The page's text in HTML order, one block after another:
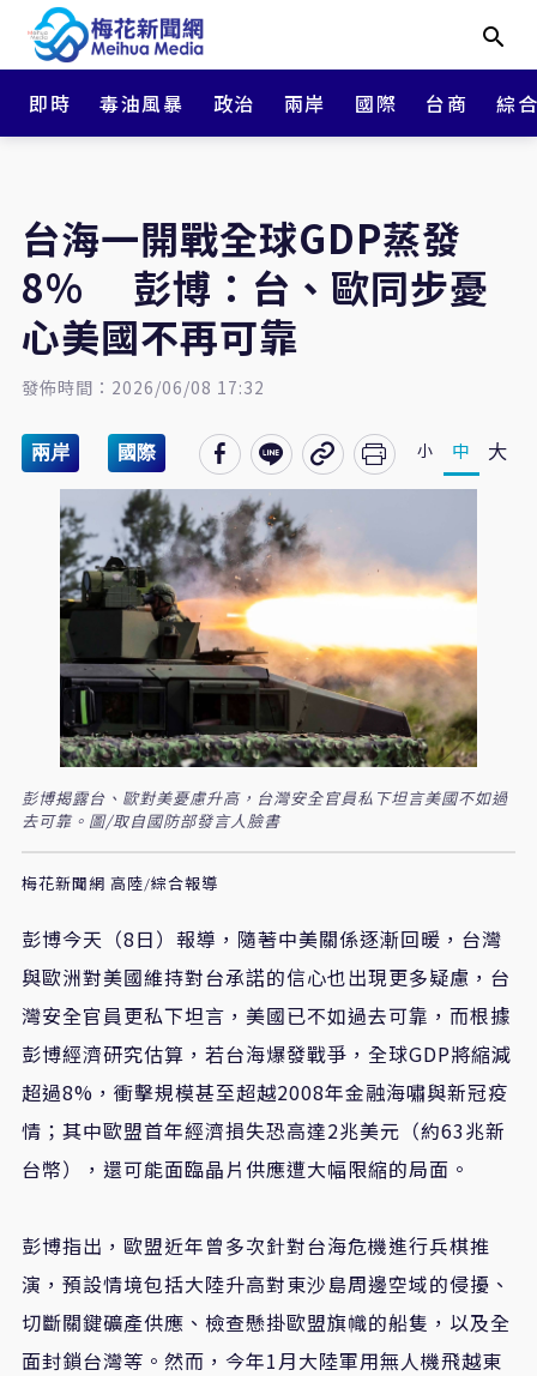
即時 毒油風暴 政治 兩岸 國際 台商 綜
台海一開戰全球GDP蒸發
8% 彭博：台、歐同步憂
心美國不再可靠
發佈時間：2026/06/08 17:32
兩岸 國際 小 中 大
彭博揭露台、歐對美憂慮升高，台灣安全官員私下坦言美國不如過
去可靠。圖/取自國防部發言人臉書
梅花新聞網 高陸/綜合報導
彭博今天（8日）報導，隨著中美關係逐漸回暖，台灣
與歐洲對美國維持對台承諾的信心也出現更多疑慮，台
灣安全官員更私下坦言，美國已不如過去可靠，而根據
彭博經濟研究估算，若台海爆發戰爭，全球GDP將縮減
超過8%，衝擊規模甚至超越2008年金融海嘯與新冠疫
情；其中歐盟首年經濟損失恐高達2兆美元（約63兆新
台幣），還可能面臨晶片供應遭大幅限縮的局面。
彭博指出，歐盟近年曾多次針對台海危機進行兵棋推
演，預設情境包括大陸升高對東沙島周邊空域的侵擾、
切斷關鍵礦產供應、檢查懸掛歐盟旗幟的船隻，以及全
面封鎖台灣等。然而，今年1月大陸軍用無人機飛越東